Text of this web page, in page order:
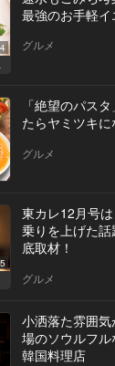
シピ
最強のお手軽
グルメ
「絶望のパス
たらヤミツキに
グルメ
東カレ12月号
乗りを上げた
底取材！
グルメ
小洒落た雰囲
場のソウルフ
韓国料理店